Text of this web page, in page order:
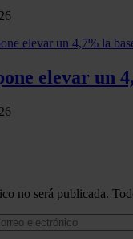
elevar un
no será publicada.